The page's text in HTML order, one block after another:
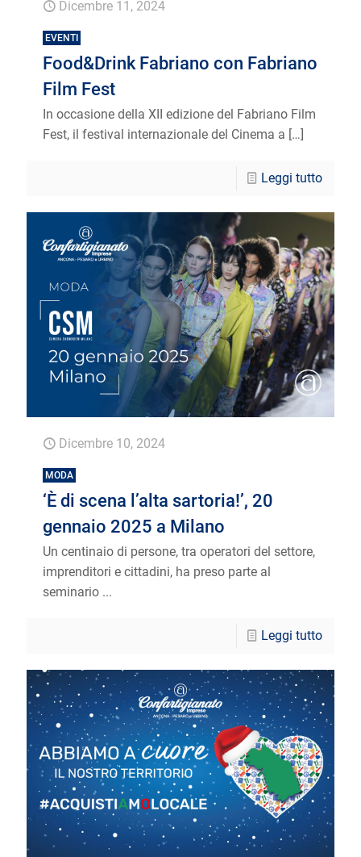
Dicembre 11, 2024
EVENTI
Food&Drink Fabriano con Fabriano
Film Fest
In occasione della XII edizione del Fabriano Film
Fest, il festival internazionale del Cinema a […]
Leggi tutto
Dicembre 10, 2024
MODA
‘È di scena l’alta sartoria!’, 20
gennaio 2025 a Milano
Un centinaio di persone, tra operatori del settore,
imprenditori e cittadini, ha preso parte al
seminario ...
Leggi tutto